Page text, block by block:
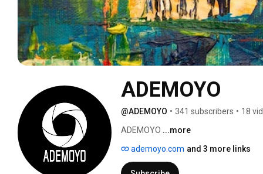
ADEMOYO
@ADEMOYO • 341 subscribers • 18
ADEMOYO ...more
ademoyo.com and 3 more links